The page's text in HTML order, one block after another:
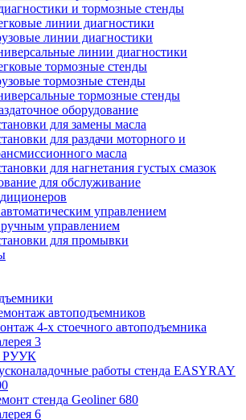
и тормозные стенды
линии диагностики
линии диагностики
линии диагностики
тормозные стенды
тормозные стенды
тормозные стенды
оборудование
для замены масла
для раздачи моторного и
масла
для нагнетания густых смазок
для обслуживание
управлением
управлением
для промывки
автоподъемников
4-х стоечного автоподъемника
3
РУУК
работы стенда EASYRAY
стенда Geoliner 680
6